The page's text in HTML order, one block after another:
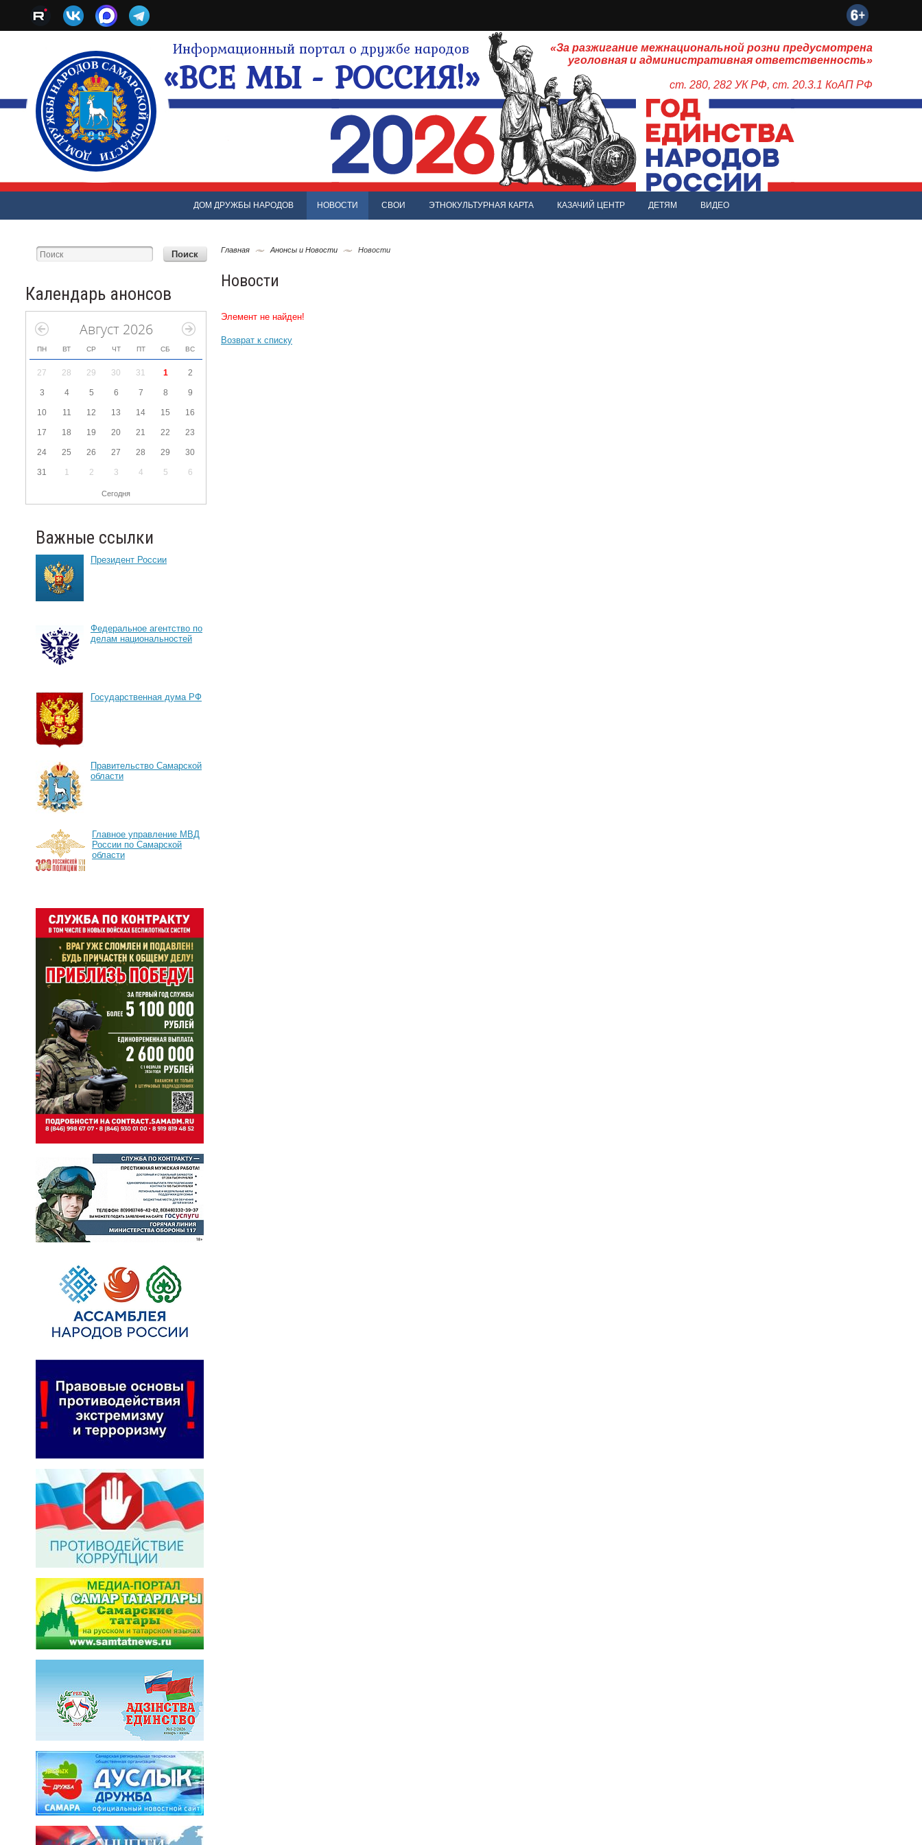
Информационный портал о дружбе народов
«ВСЕ МЫ - РОССИЯ!»
«За разжигание межнациональной розни предусмотрена
уголовная и административная ответственность»
ст. 280, 282 УК РФ, ст. 20.3.1 КоАП РФ
ДОМ ДРУЖБЫ НАРОДОВ НОВОСТИ СВОИ ЭТНОКУЛЬТУРНАЯ КАРТА КАЗАЧИЙ ЦЕНТР ДЕТЯМ ВИДЕО
Календарь анонсов
Август 2026
ПН ВТ СР ЧТ ПТ СБ ВС
27 28 29 30 31 1 2
3 4 5 6 7 8 9
10 11 12 13 14 15 16
17 18 19 20 21 22 23
24 25 26 27 28 29 30
31 1 2 3 4 5 6
Сегодня
Важные ссылки
Президент России
Федеральное агентство по
делам национальностей
Государственная дума РФ
Правительство Самарской
области
Главное управление МВД
России по Самарской
области
Главная Анонсы и Новости Новости
Новости
Элемент не найден!
Возврат к списку